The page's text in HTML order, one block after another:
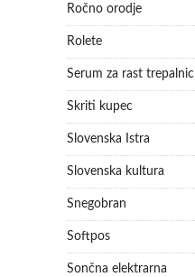
Ročno orodje
Rolete
Serum za rast trepalnic
Skriti kupec
Slovenska Istra
Slovenska kultura
Snegobran
Softpos
Sončna elektrarna